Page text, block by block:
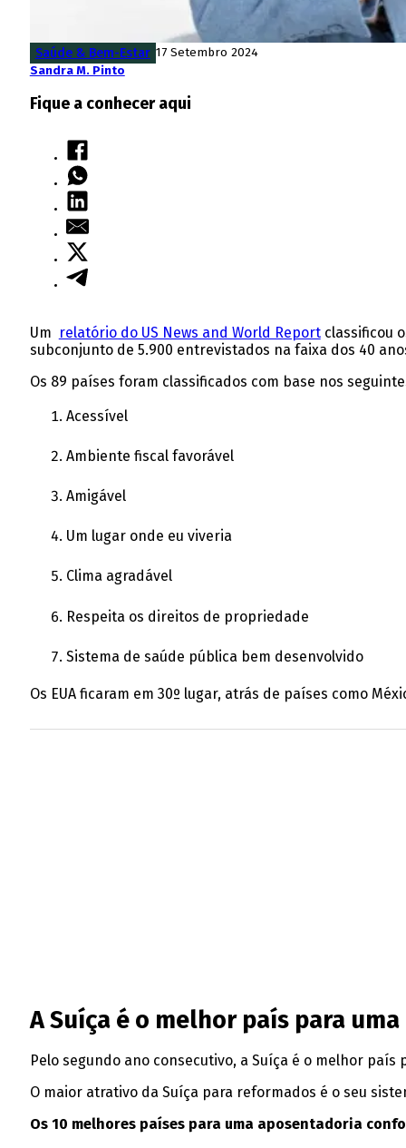
Saúde & Bem-Estar 17 Setembro 2024
Sandra M. Pinto
Fique a conhecer aqui
Um relatório do US News and World Reportclassificou
subconjunto de 5.900 entrevistados na faixa dos 40
Os 89 países foram classificados com base nos
Acessível
Ambiente fiscal favorável
Amigável
Um lugar onde eu viveria
Clima agradável
Respeita os direitos de propriedade
Sistema de saúde pública bem desenvolvido
Os EUA ficaram em 30º lugar, atrás de países como
A Suíça é o melhor país para
Pelo segundo ano consecutivo, a Suíça é o melhor
O maior atrativo da Suíça para reformados é o seu
Os 10 melhores países para uma aposentadoria